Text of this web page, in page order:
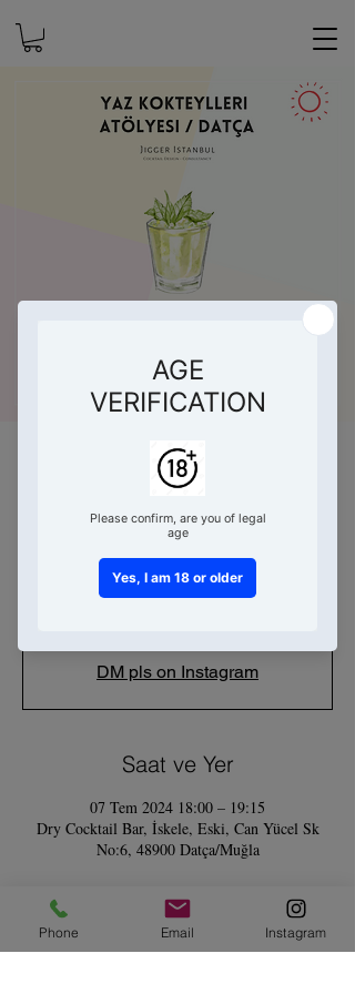
Yaz Kokteylleri
Atölyesi
  |
Dry Cocktail Bar
No Cheers, No Story!
DM pls on Instagram
Saat ve Yer
07 Tem 2024 18:00 – 19:15
Dry Cocktail Bar, İskele, Eski, Can Yücel Sk
No:6, 48900 Datça/Muğla
Etkinlik hakkında
Workshoplarımız 1 saat 15 dk sürüyor.
Phone Email Instagram